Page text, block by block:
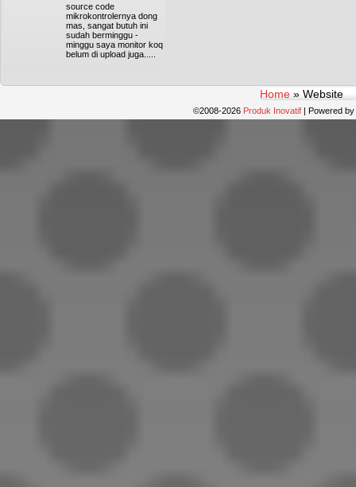
source code
mikrokontrolernya dong
mas, sangat butuh ini
sudah berminggu -
minggu saya monitor koq
belum di upload juga.....
Home » Website
©2008-2026 Produk Inovatif | Powered by